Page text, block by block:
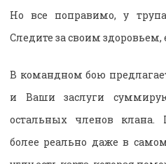
Но все поправимо, у
Следите за своим здоровьем,
В командном бою
и Ваши заслуги
остальных членов клана.
более реально даже в